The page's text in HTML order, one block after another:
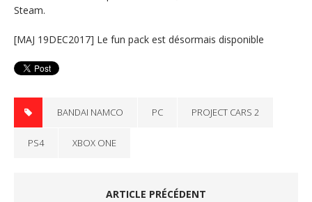
Steam.
[MAJ 19DEC2017] Le fun pack est désormais disponible
BANDAI NAMCO PC PROJECT CARS 2
PS4 XBOX ONE
ARTICLE PRÉCÉDENT